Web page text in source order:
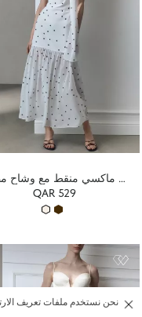
فستان ماكسي منقط مع وشاح مطابق
QAR 529
نحن نستخدم ملفات تعريف